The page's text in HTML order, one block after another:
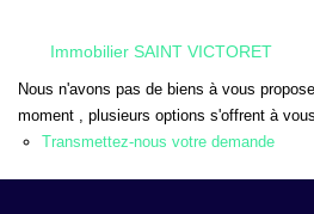
CONTACT
Immobilier SAINT VICTORET
Nous n'avons pas de biens à vous
moment , plusieurs options s'offrent à
Transmettez-nous votre demande